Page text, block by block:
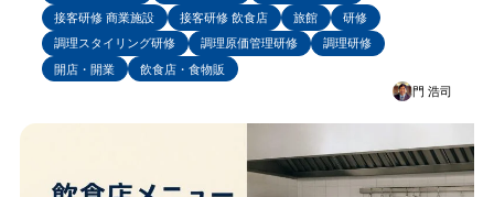
接客研修 商業施設
接客研修 飲食店 旅館
研修
調理スタイリング研修
調理原価管理研修
調理研修
開店・開業
飲食店・食物販
門 浩司